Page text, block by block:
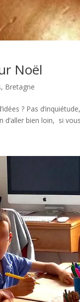
Noël
, Bretagne
? Pas
bien loin, si